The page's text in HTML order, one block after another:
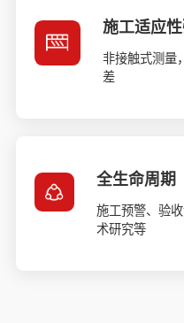
施工适应
非接触式测量
差
全生命周期
施工预警、验
术研究等